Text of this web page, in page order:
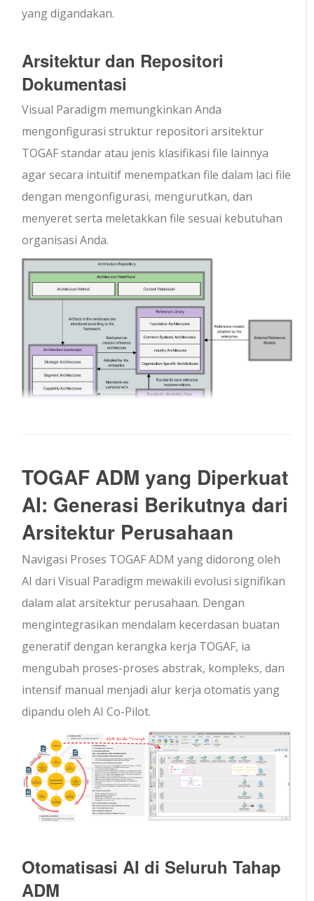
yang digandakan.
Arsitektur dan Repositori
Dokumentasi
Visual Paradigm memungkinkan Anda
mengonfigurasi struktur repositori arsitektur
TOGAF standar atau jenis klasifikasi file lainnya
agar secara intuitif menempatkan file dalam laci file
dengan mengonfigurasi, mengurutkan, dan
menyeret serta meletakkan file sesuai kebutuhan
organisasi Anda.
TOGAF ADM yang Diperkuat
AI: Generasi Berikutnya dari
Arsitektur Perusahaan
Navigasi Proses TOGAF ADM yang didorong oleh
AI dari Visual Paradigm mewakili evolusi signifikan
dalam alat arsitektur perusahaan. Dengan
mengintegrasikan mendalam kecerdasan buatan
generatif dengan kerangka kerja TOGAF, ia
mengubah proses-proses abstrak, kompleks, dan
intensif manual menjadi alur kerja otomatis yang
dipandu oleh AI Co-Pilot.
Otomatisasi AI di Seluruh Tahap
ADM